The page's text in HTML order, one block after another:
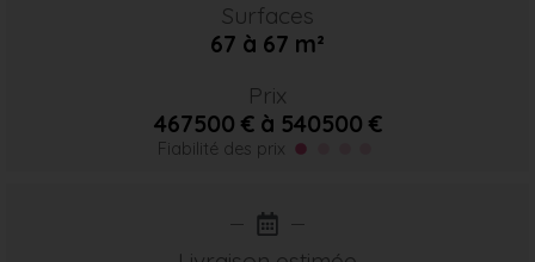
Surfaces
67 à 67 m²
Prix
467500 € à 540500 €
Fiabilité des prix